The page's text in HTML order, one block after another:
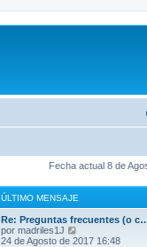
Fecha actual 8 de
ÚLTIMO MENSAJE
Re: Preguntas frecuentes (o
por madriles1J
e
24 de Agosto de 2017 16:48